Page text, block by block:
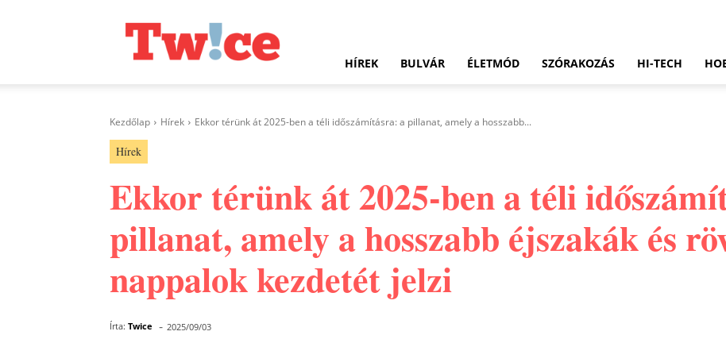
HÍREK BULVÁR ÉLETMÓD SZÓRAKOZÁS HI-TECH
Kezdőlap Hírek Ekkor térünk át 2025-ben a téli időszámításra: a pillanat, amely a hosszabb...
Hírek
Ekkor térünk át 2025-ben a téli
pillanat, amely a hosszabb éjszakák és
nappalok kezdetét jelzi
Írta: Twice - 2025/09/03